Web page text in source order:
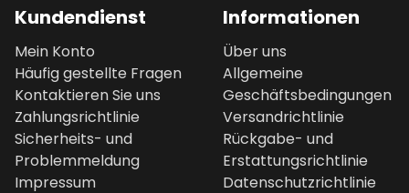
Kundendienst
Mein Konto
Häufig gestellte Fragen
Kontaktieren Sie uns
Zahlungsrichtlinie
Sicherheits- und
Problemmeldung
Impressum
Informationen
Über uns
Allgemeine
Geschäftsbedingungen
Versandrichtlinie
Rückgabe- und
Erstattungsrichtlinie
Datenschutzrichtlinie